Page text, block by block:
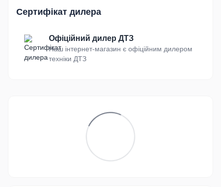
Сертифікат дилера
Офіційний дилер ДТЗ
Наш інтернет-магазин є офіційним дилером
техніки ДТЗ